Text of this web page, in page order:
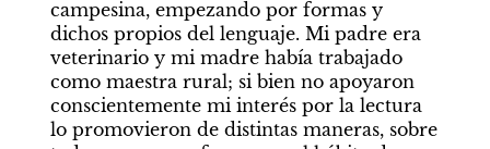
campesina, empezando por formas y
dichos propios del lenguaje. Mi padre era
veterinario y mi madre había trabajado
como maestra rural; si bien no apoyaron
conscientemente mi interés por la lectura
lo promovieron de distintas maneras, sobre